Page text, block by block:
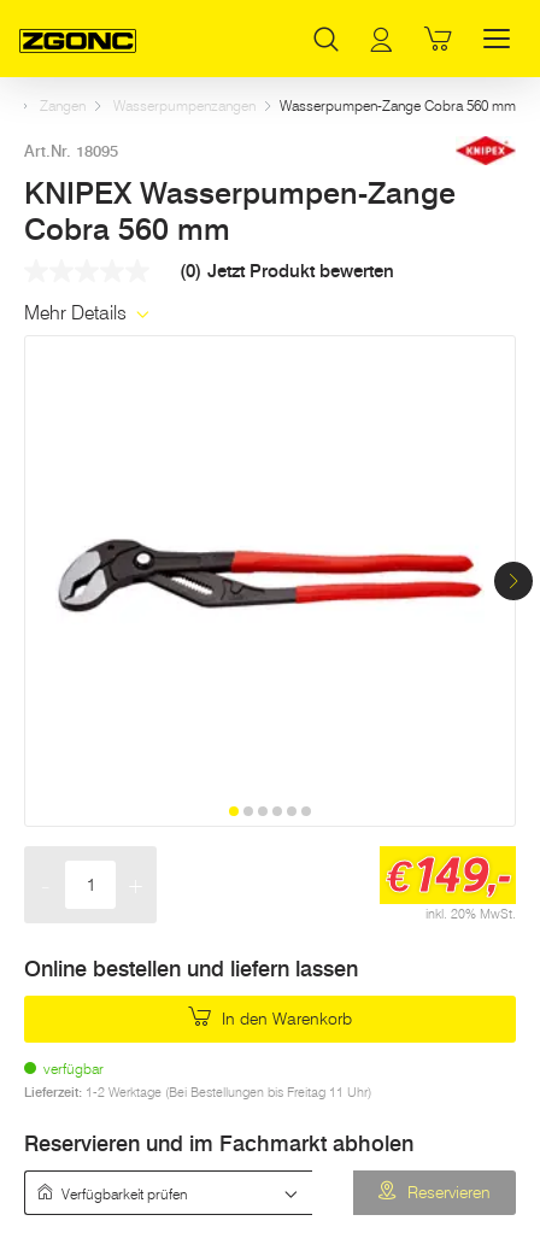
Zangen Wasserpumpenzangen Wasserpumpen-Zange Cobra 560 mm
Art.Nr. 18095
KNIPEX Wasserpumpen-Zange
Cobra 560 mm
Link
(0) Jetzt Produkt bewerten
Mehr Details
inkl. 20% MwSt.
€149,-
Online bestellen und liefern lassen
In den Warenkorb
verfügbar
Lieferzeit: 1-2 Werktage (Bei Bestellungen bis Freitag 11 Uhr)
Reservieren und im Fachmarkt abholen
Reservieren